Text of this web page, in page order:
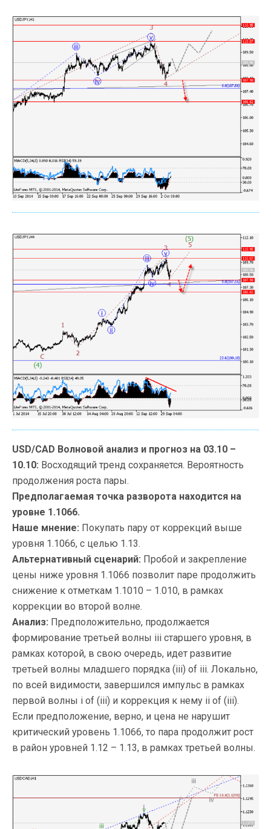
USD/СAD Волновой анализ и прогноз на 03.10 –
10.10: Восходящий тренд сохраняется. Вероятность
продолжения роста пары.
Предполагаемая точка разворота находится на
уровне 1.1066.
Наше мнение: Покупать пару от коррекций выше
уровня 1.1066, с целью 1.13.
Альтернативный сценарий: Пробой и закрепление
цены ниже уровня 1.1066 позволит паре продолжить
снижение к отметкам 1.1010 – 1.010, в рамках
коррекции во второй волне.
Анализ: Предположительно, продолжается
формирование третьей волны iii старшего уровня, в
рамках которой, в свою очередь, идет развитие
третьей волны младшего порядка (iii) of iii. Локально,
по всей видимости, завершился импульс в рамках
первой волны i of (iii) и коррекция к нему ii of (iii).
Если предположение, верно, и цена не нарушит
критический уровень 1.1066, то пара продолжит рост
в район уровней 1.12 – 1.13, в рамках третьей волны.